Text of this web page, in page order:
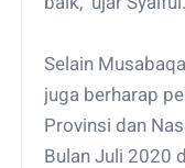
Selain
juga berharap
Provinsi dan
Bulan Juli 2020